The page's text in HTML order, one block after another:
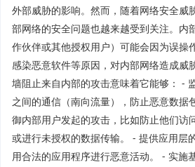
外部威胁的影响。然而，随着网络安全威
部网络的安全问题也越来越受到关注。内
作伙伴或其他授权用户）可能会因为误操
感染恶意软件等原因，对内部网络造成威
墙阻止来自内部的攻击意味着它能够： -
之间的通信（南向流量），防止恶意数据
御内部用户发起的攻击，比如防止他们访
或进行未授权的数据传输。 - 提供应用层
用合法的应用程序进行恶意活动。 - 实施